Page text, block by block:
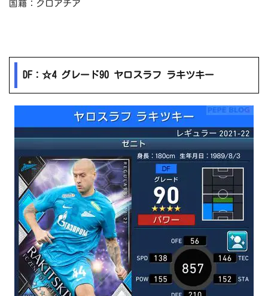
国籍：クロアチア
DF：☆4 グレード90 ヤロスラフ ラキツキー